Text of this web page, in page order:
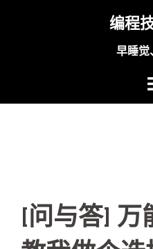
编程
早睡觉
[问与答] 万